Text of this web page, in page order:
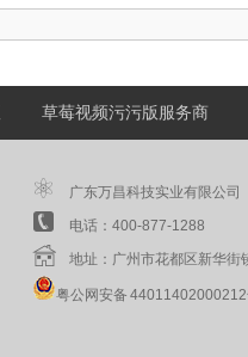
草莓视频污污版服务商
广东万昌科技实业有限公
电话：400-877-1288
地址：广州市花都区新华街
粤公网安备